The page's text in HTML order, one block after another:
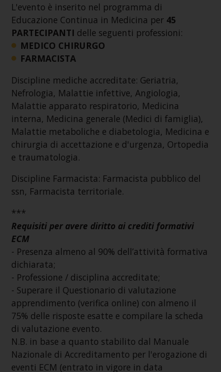
L'evento è inserito nel programma di
Educazione Continua in Medicina per 45
PARTECIPANTI delle seguenti professioni:
MEDICO CHIRURGO
FARMACISTA
Discipline mediche accreditate: Geriatria,
Nefrologia, Malattie infettive, Angiologia,
Malattie apparato respiratorio, Medicina
interna, Medicina generale (Medici di famiglia),
Malattie metaboliche e diabetologia, Medicina e
chirurgia di accettazione e d'urgenza, Ortopedia
e traumatologia.
Discipline Farmacista: Farmacista pubblico del
ssn, Farmacista territoriale.
***
Requisiti per avere diritto ai crediti formativi
ECM
- Presenza almeno al 90% dell’attività formativa
dichiarata;
- Professione / disciplina accreditate;
- Superare il Questionario di valutazione
apprendimento (verifica online) con almeno il
75% delle risposte esatte e compilare la scheda
di valutazione evento.
N.B. in base a quanto stabilito dal Manuale
Nazionale di Accreditamento per l'erogazione di
eventi ECM (entrato in vigore in data